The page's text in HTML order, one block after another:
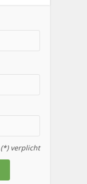
(*) verplicht